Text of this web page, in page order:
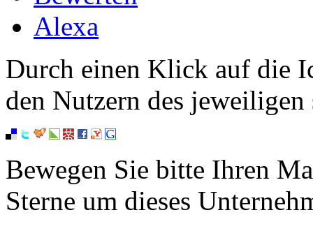
Alexa
Durch einen Klick auf die
den Nutzern des
Bewegen Sie bitte Ihren
Sterne um dieses